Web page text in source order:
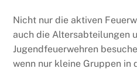
Nicht nur die aktiven
auch die Altersabteilungen
Jugendfeuerwehren
wenn nur kleine Gruppen in